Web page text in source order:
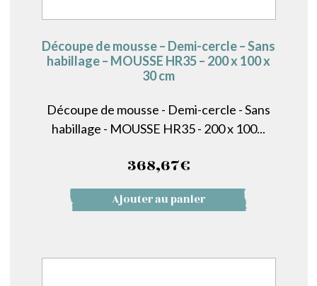
Découpe de mousse – Demi-cercle – Sans
habillage – MOUSSE HR35 – 200 x 100 x
30 cm
Découpe de mousse - Demi-cercle - Sans
habillage - MOUSSE HR35 - 200 x 100...
368,67€
Ajouter au panier